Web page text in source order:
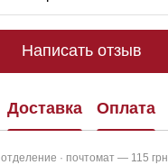
Написать отзыв
Доставка Оплата
отделение · почтомат — 115 грн